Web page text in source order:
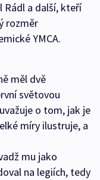
Rádl a další, kteří
rozměr
YMCA.
měl dvě
světovou
o tom, jak je
míry ilustruje, a
mu jako
na legiích, tedy